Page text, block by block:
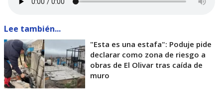
Lee también...
"Esta es una estafa": Poduje pide
declarar como zona de riesgo a
obras de El Olivar tras caída de
muro